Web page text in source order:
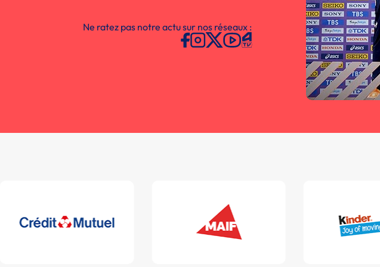
Ne ratez pas notre actu sur nos réseaux :